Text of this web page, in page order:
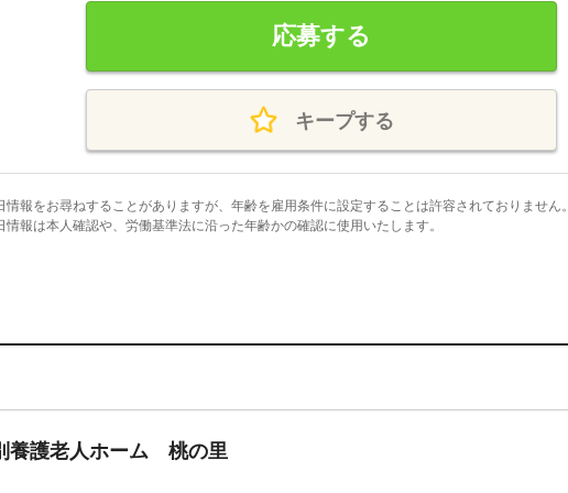
応募する
キープする
情報をお尋ねすることがありますが、年齢を雇用条件に設定することは許容されておりません
報は本人確認や、労働基準法に沿った年齢かの確認に使用いたします。
養護老人ホーム 桃の里